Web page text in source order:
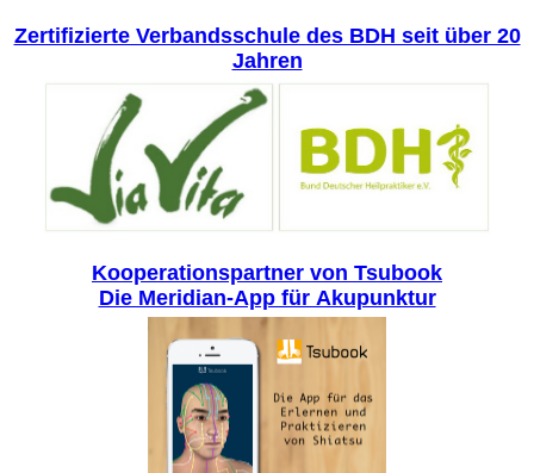
Zertifizierte Verbandsschule des BDH seit über 20
Jahren
Kooperationspartner von Tsubook
Die Meridian-App für Akupunktur